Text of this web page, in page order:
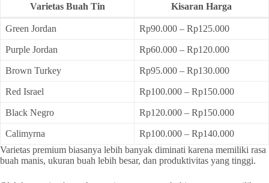
Varietas Buah Tin Kisaran Harga
Green Jordan Rp90.000 – Rp125.000
Purple Jordan Rp60.000 – Rp120.000
Brown Turkey Rp95.000 – Rp130.000
Red Israel Rp100.000 – Rp150.000
Black Negro Rp120.000 – Rp150.000
Calimyrna
Rp100.000 – Rp140.000
Varietas premium biasanya lebih banyak diminati karena memiliki rasa
buah manis, ukuran buah lebih besar, dan produktivitas yang tinggi.